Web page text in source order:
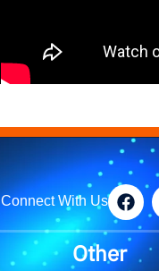
Connect With Us
Other